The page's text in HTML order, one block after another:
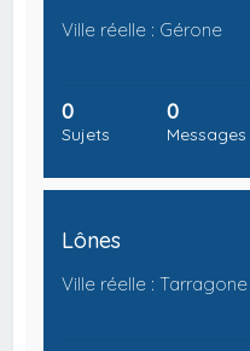
Ville réelle : Gérone
0
Sujets
0
Messages
Lônes
Ville réelle : Tarragone